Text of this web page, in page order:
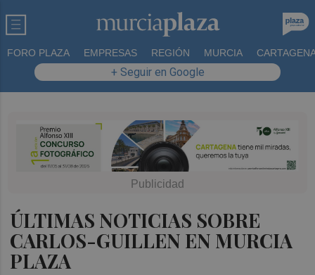
FORO PLAZA EMPRESAS REGIÓN MURCIA
+ Seguir en Google
ÚLTIMAS NOTICIAS SOBRE
CARLOS-GUILLEN EN MURCIA
PLAZA